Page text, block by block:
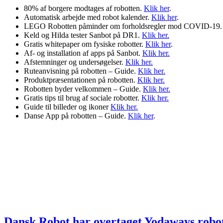
80% af borgere modtages af robotten. Klik her.
Automatisk arbejde med robot kalender. Klik her.
LEGO Robotten påminder om forholdsregler mod COVID-19.
Keld og Hilda tester Sanbot på DR1. Klik her.
Gratis whitepaper om fysiske robotter. Klik her.
Af- og installation af apps på Sanbot. Klik her.
Afstemninger og undersøgelser. Klik her.
Ruteanvisning på robotten – Guide. Klik her.
Produktpræsentationen på robotten. Klik her.
Robotten byder velkommen – Guide. Klik her.
Gratis tips til brug af sociale robotter. Klik her.
Guide til billeder og ikonerKlik her.
Danse App på robotten – Guide. Klik her.